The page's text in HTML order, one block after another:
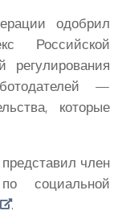
одобрил
Российской
регулирования
—
которые
член
социальной
.